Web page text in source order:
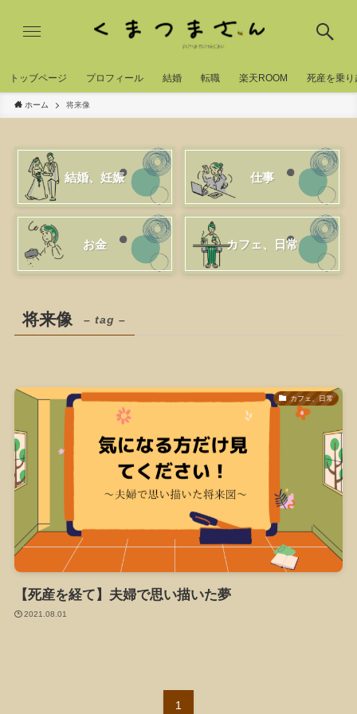
トッブページ プロフィール 結婚 転職 楽天ROOM 死産を乗り
ホーム 将来像
結婚、妊娠 仕事
お金 カフェ、日常
将来像 – tag –
カフェ、日常
【死産を経て】夫婦で思い描いた夢
2021.08.01
1